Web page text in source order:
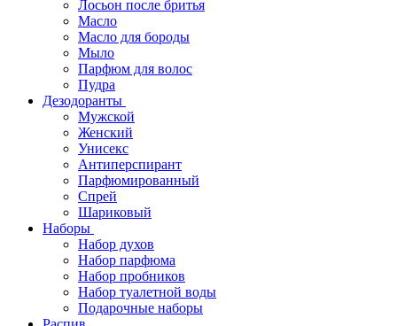
Лосьон после бритья
Масло
Масло для бороды
Мыло
Парфюм для волос
Пудра
Дезодоранты
Мужской
Женский
Унисекс
Антиперспирант
Парфюмированный
Спрей
Шариковый
Наборы
Набор духов
Набор парфюма
Набор пробников
Набор туалетной воды
Подарочные наборы